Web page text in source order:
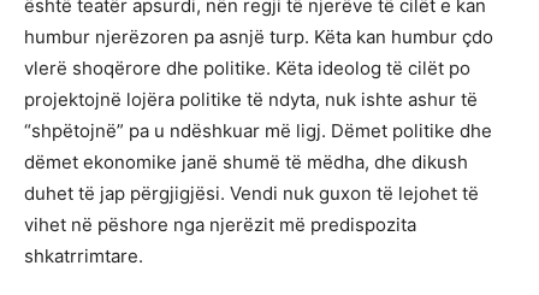
është teatër apsurdi, nën regji të njerëve të cilët e kan
humbur njerëzoren pa asnjë turp. Këta kan humbur çdo
vlerë shoqërore dhe politike. Këta ideolog të cilët po
projektojnë lojëra politike të ndyta, nuk ishte ashur të
“shpëtojnë” pa u ndëshkuar më ligj. Dëmet politike dhe
dëmet ekonomike janë shumë të mëdha, dhe dikush
duhet të jap përgjigjësi. Vendi nuk guxon të lejohet të
vihet në pëshore nga njerëzit më predispozita
shkatrrimtare.